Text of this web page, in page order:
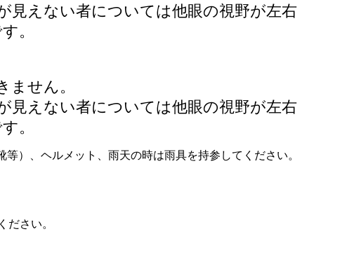
見えない者については他眼の視野が左右
。
せん。
見えない者については他眼の視野が左右
。
）、ヘルメット、雨天の時は雨具を持参してください。
ださい。